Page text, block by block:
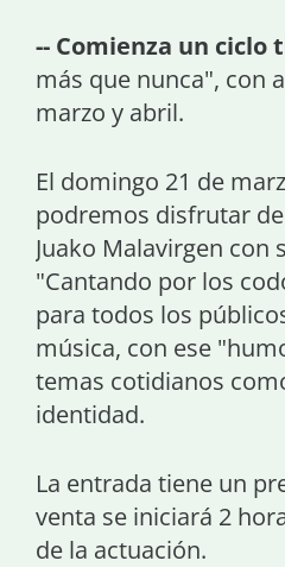
-- Comienza un ciclo
más que nunca", con
marzo y abril.
El domingo 21 de
podremos disfrutar
Juako Malavirgen con
"Cantando por los
para todos los
música, con ese
temas cotidianos
identidad.
La entrada tiene un
venta se iniciará 2
de la actuación.